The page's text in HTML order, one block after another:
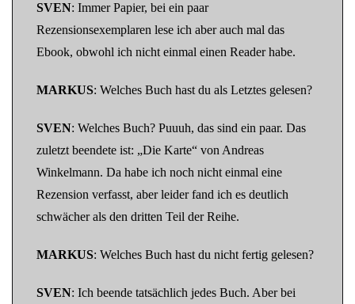
SVEN: Immer Papier, bei ein paar
Rezensionsexemplaren lese ich aber auch mal das
Ebook, obwohl ich nicht einmal einen Reader habe.
MARKUS: Welches Buch hast du als Letztes gelesen?
SVEN: Welches Buch? Puuuh, das sind ein paar. Das
zuletzt beendete ist: „Die Karte“ von Andreas
Winkelmann. Da habe ich noch nicht einmal eine
Rezension verfasst, aber leider fand ich es deutlich
schwächer als den dritten Teil der Reihe.
MARKUS: Welches Buch hast du nicht fertig gelesen?
SVEN: Ich beende tatsächlich jedes Buch. Aber bei